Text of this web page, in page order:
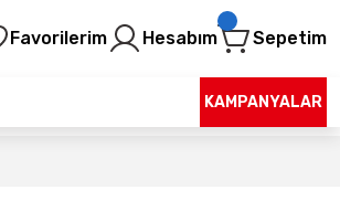
Favorilerim Hesabım Sepetim
KAMPANYALAR